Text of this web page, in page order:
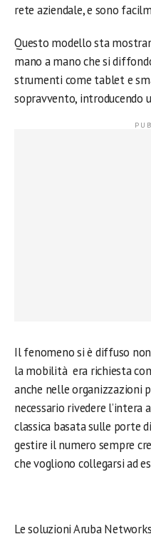
rete aziendale, e sono
Questo modello sta
mano a mano che si
strumenti come tablet e
sopravvento, introducendo
Il fenomeno si è diffuso
la mobilità era richiesta
anche nelle organizzazioni
necessario rivedere
classica basata sulle porte
gestire il numero sempre
che vogliono collegarsi ad
Le soluzioni Aruba